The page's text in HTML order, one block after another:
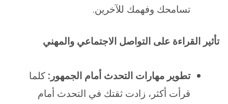
تسامحك وفهمك للآخرين.
تأثير القراءة على التواصل الاجتماعي والمهني
تطوير مهارات التحدث أمام الجمهور: كلما
قرأت أكثر، زادت ثقتك في التحدث أمام